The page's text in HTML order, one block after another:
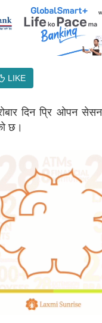
LIKE
दिन प्रि ओपन
छ।